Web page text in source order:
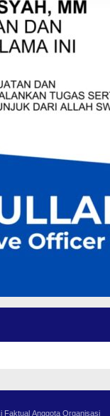
Faktual Anggota Organisasi